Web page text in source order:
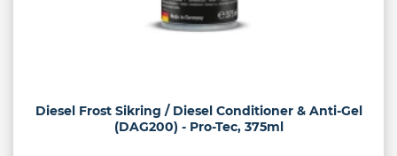
Diesel Frost Sikring / Diesel Conditioner & Anti-Gel
(DAG200) - Pro-Tec, 375ml